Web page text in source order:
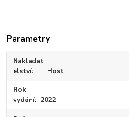
Parametry
Nakladat
elství
Host
Rok
vydání
2022